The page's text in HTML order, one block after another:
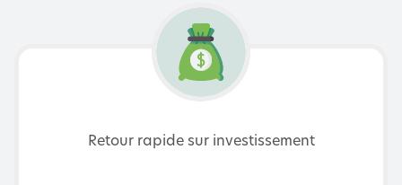
Retour rapide sur investissement